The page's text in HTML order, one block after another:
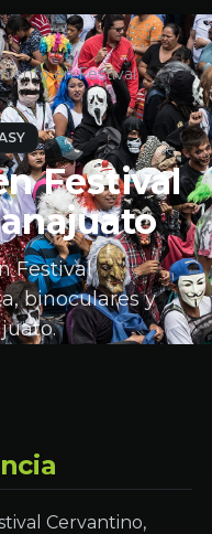
en Festival
Festival
Festival
binoculares y
Cervantino,